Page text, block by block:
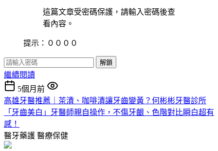
這篇文章受密碼保護，請輸入密碼後查
看內容。
提示：００００
解鎖
繼續閱讀
5個月前
高雄牙醫推薦｜茶漬、咖啡漬讓牙齒變黃？何彬彬牙醫診所
「牙齒美白」牙醫師親自操作，不傷牙齦、色階對比瞬白超有
感！
醫牙藥護 醫療保健